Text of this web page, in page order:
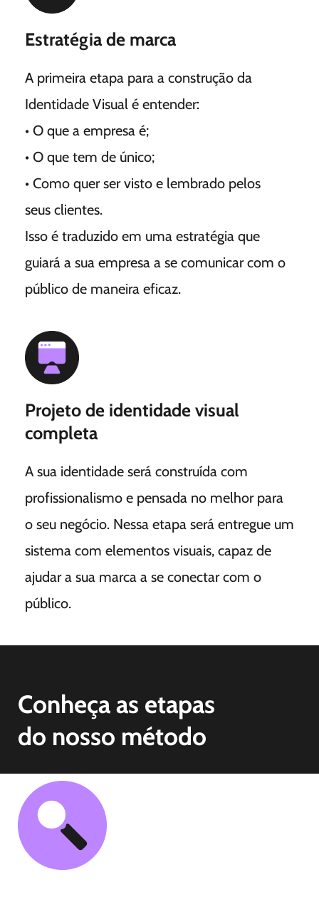
Estratégia de marca
A primeira etapa para a construção da
Identidade Visual é entender:
• O que a empresa é;
• O que tem de único;
• Como quer ser visto e lembrado pelos
seus clientes.
Isso é traduzido em uma estratégia que
guiará a sua empresa a se comunicar com o
público de maneira eficaz.
Projeto de identidade visual
completa
A sua identidade será construída com
profissionalismo e pensada no melhor para
o seu negócio. Nessa etapa será entregue um
sistema com elementos visuais, capaz de
ajudar a sua marca a se conectar com o
público.
Conheça as etapas
do nosso método